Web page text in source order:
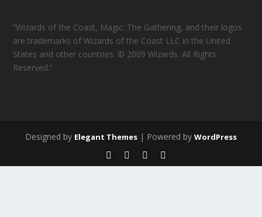
“Wizards of the Coast, Magic: The Gathering, and their logos
are trademarks of Wizards of the Coast LLC in the United
States and other countries. © 2009 Wizards. All Rights
Reserved.”
Designed by Elegant Themes | Powered by WordPress